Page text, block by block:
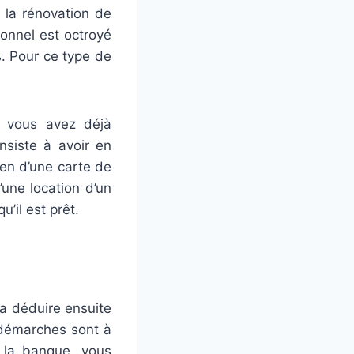
rénovation de
est octroyé
Pour ce type de
avez déjà
à avoir en
d’une carte de
location d’un
est prêt.
déduire ensuite
sont à